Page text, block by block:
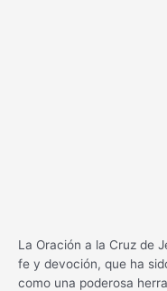
La Oración a la Cruz de
fe y devoción, que ha
como una poderosa